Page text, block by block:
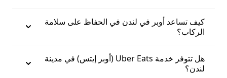
كيف تساعد أوبر في لندن في الحفاظ على سلامة
الركاب؟
هل تتوفر خدمة Uber Eats (أوبر إيتس) في مدينة
لندن؟